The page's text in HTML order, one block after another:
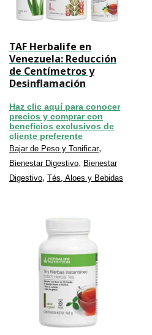
TAF Herbalife en
Venezuela: Reducción
de Centímetros y
Desinflamación
Haz clic aquí para conocer
precios y comprar con
beneficios exclusivos de
cliente preferente
Bajar de Peso y Tonificar,
Bienestar Digestivo, Bienestar
Digestivo, Tés, Aloes y Bebidas